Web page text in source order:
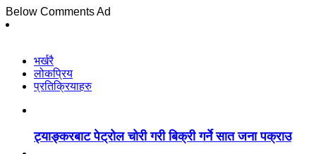
Below Comments Ad
भर्खरै
लोकप्रिय
प्रतिक्रियाहरु
ट्याङ्करबाट पेट्रोल चोरी गरी बिक्री गर्ने सात जना पक्राउ